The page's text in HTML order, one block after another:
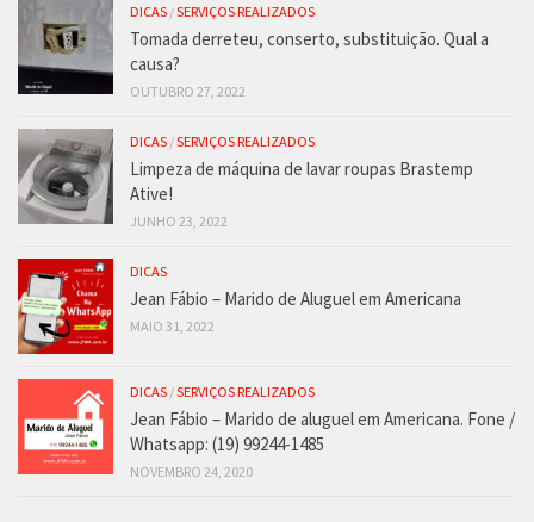
DICAS /SERVIÇOS REALIZADOS
Tomada derreteu, conserto, substituição. Qual a
causa?
OUTUBRO 27, 2022
DICAS /SERVIÇOS REALIZADOS
Limpeza de máquina de lavar roupas Brastemp
Ative!
JUNHO 23, 2022
DICAS
Jean Fábio – Marido de Aluguel em Americana
MAIO 31, 2022
DICAS /SERVIÇOS REALIZADOS
Jean Fábio – Marido de aluguel em Americana. Fone /
Whatsapp: (19) 99244-1485
NOVEMBRO 24, 2020